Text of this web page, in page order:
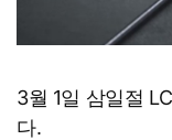
3월 1일 삼일절
다.